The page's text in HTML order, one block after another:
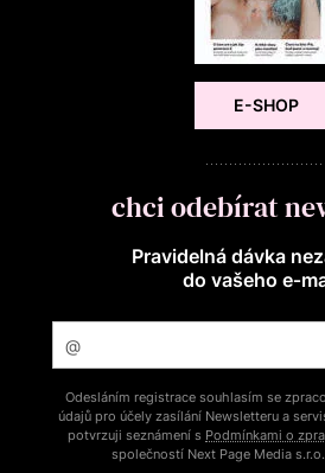
E-SHOP
chci odebírat
Pravidelná dávka
do vašeho
Odesláním registrace souhlasím se
údajů pro účely zasílání Newsletteru a
potvrzuji seznámení s Podmínkami o
společností Next Page Media